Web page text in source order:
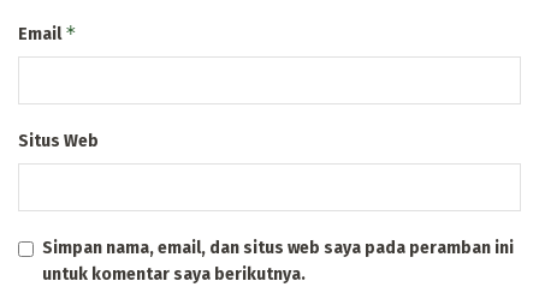
Email*
Situs Web
Simpan nama, email, dan situs web saya pada peramban ini
untuk komentar saya berikutnya.